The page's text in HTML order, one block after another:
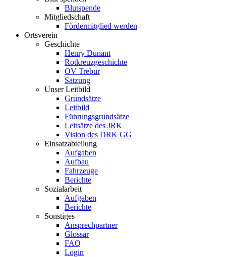
Blutspende
Mitgliedschaft
Fördermitglied werden
Ortsverein
Geschichte
Henry Dunant
Rotkreuzgeschichte
OV Trebur
Satzung
Unser Leitbild
Grundsätze
Leitbild
Führungsgrundsätze
Leitsätze des JRK
Vision des DRK GG
Einsatzabteilung
Aufgaben
Aufbau
Fahrzeuge
Berichte
Sozialarbeit
Aufgaben
Berichte
Sonstiges
Ansprechpartner
Glossar
FAQ
Login